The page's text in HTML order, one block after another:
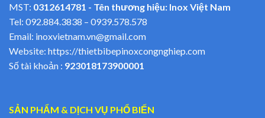
MST: 0312614781 - Tên thương hiệu: Inox Việt Nam
Tel: 092.884.3838 – 0939.578.578
Email: inoxvietnam.vn@gmail.com
Website: https://thietbibepinoxcongnghiep.com
Số tài khoản : 923018173900001
SẢN PHẨM & DỊCH VỤ PHỔ BIẾN